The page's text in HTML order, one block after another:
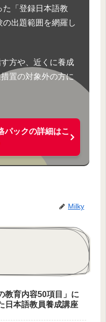
た「登録日本語教
の出題範囲を網羅し
方や、近くに養成
置の対象外の方に
パックの詳細はこ
Milky
教育内容50項目」に
日本語教員養成講座